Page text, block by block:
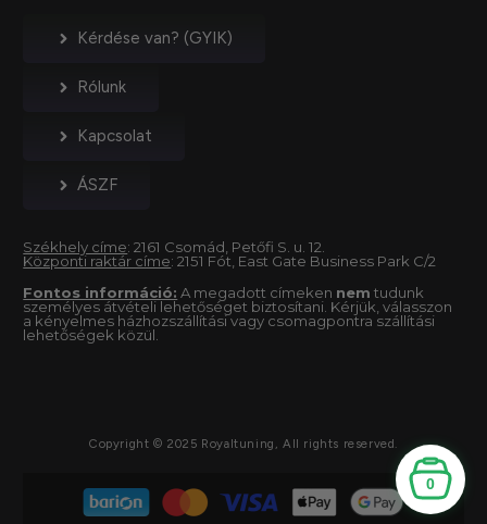
Kérdése van? (GYIK)
Rólunk
Kapcsolat
ÁSZF
Székhely címe: 2161 Csomád, Petőfi S. u. 12.
Központi raktár címe: 2151 Fót, East Gate Business Park C/2
Fontos információ: A megadott címeken nem tudunk
személyes átvételi lehetőséget biztosítani. Kérjük, válasszon
a kényelmes házhozszállítási vagy csomagpontra szállítási
lehetőségek közül.
Copyright © 2025 Royaltuning, All rights reserved.
0